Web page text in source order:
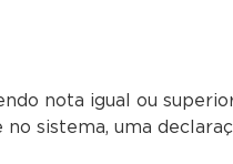
nota igual ou
sistema, uma